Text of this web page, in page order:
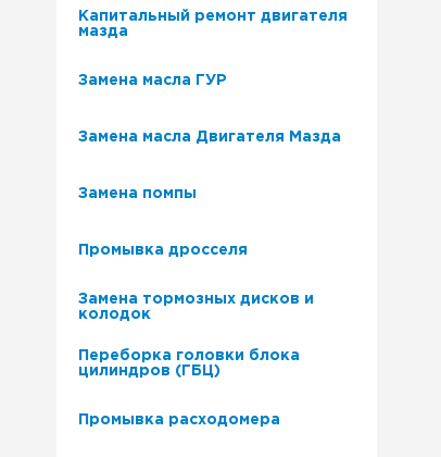
Капитальный ремонт двигателя
мазда
Замена масла ГУР
Замена масла Двигателя Мазда
Замена помпы
Промывка дросселя
Замена тормозных дисков и
колодок
Переборка головки блока
цилиндров (ГБЦ)
Промывка расходомера